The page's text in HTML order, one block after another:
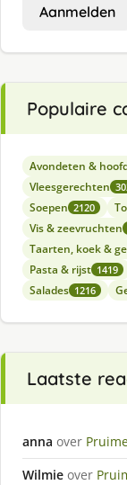
Aanmelden
Populaire
Avondeten &
Vleesgerechten
Soepen 2120
Vis & zeevruchten
Taarten, koek &
Pasta & rijst 1419
Salades 1216
Laatste
anna over
Wilmie over